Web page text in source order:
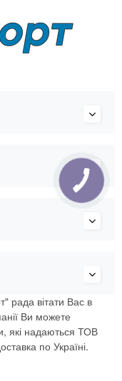
рада вітати Вас в
Ви можете
які надаються ТОВ
по Україні.